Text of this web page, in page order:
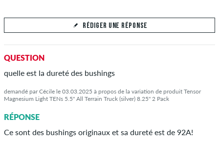
RÉDIGER UNE RÉPONSE
Répondez à la question de Thomas ici
QUESTION
quelle est la dureté des bushings
demandé par Cécile le 03.03.2025 à propos de la variation de produit Tensor
Magnesium Light TENs 5.5" All Terrain Truck (silver) 8.25" 2 Pack
RÉPONSE
Ce sont des bushings originaux et sa dureté est de 92A!